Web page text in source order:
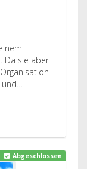
Da sie aber
und…
Abgeschlossen